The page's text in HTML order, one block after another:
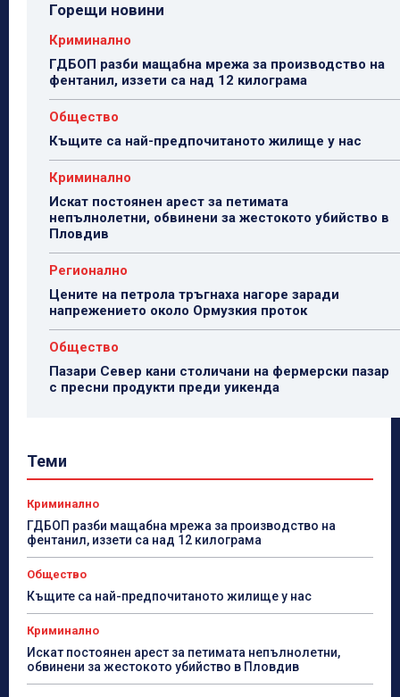
Горещи новини
Криминално
ГДБОП разби мащабна мрежа за производство на
фентанил, иззети са над 12 килограма
Общество
Къщите са най-предпочитаното жилище у нас
Криминално
Искат постоянен арест за петимата
непълнолетни, обвинени за жестокото убийство в
Пловдив
Регионално
Цените на петрола тръгнаха нагоре заради
напрежението около Ормузкия проток
Общество
Пазари Север кани столичани на фермерски пазар
с пресни продукти преди уикенда
Теми
Криминално
ГДБОП разби мащабна мрежа за производство на
фентанил, иззети са над 12 килограма
Общество
Къщите са най-предпочитаното жилище у нас
Криминално
Искат постоянен арест за петимата непълнолетни,
обвинени за жестокото убийство в Пловдив